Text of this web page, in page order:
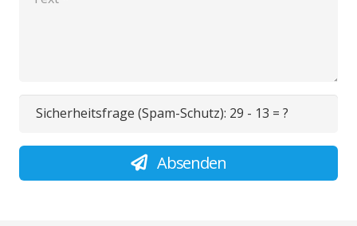
Sicherheitsfrage (Spam-Schutz): 29 - 13 = ?
Absenden